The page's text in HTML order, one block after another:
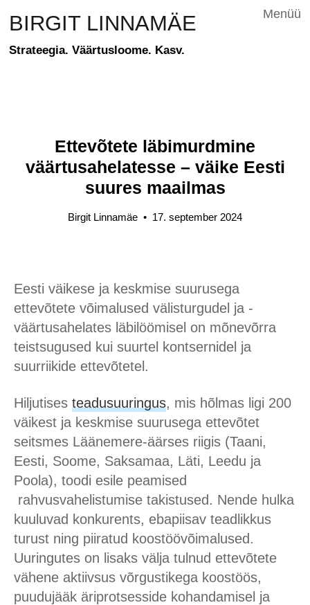
BIRGIT LINNAMÄE
Strateegia. Väärtusloome. Kasv.
Menüü
Ettevõtete läbimurdmine
väärtusahelatesse – väike Eesti
suures maailmas
Birgit Linnamäe • 17. september 2024
Eesti väikese ja keskmise suurusega
ettevõtete võimalused välisturgudel ja -
väärtusahelates läbilöömisel on mõnevõrra
teistsugused kui suurtel kontsernidel ja
suurriikide ettevõtetel.
Hiljutises teadusuuringus, mis hõlmas ligi 200
väikest ja keskmise suurusega ettevõtet
seitsmes Läänemere-äärses riigis (Taani,
Eesti, Soome, Saksamaa, Läti, Leedu ja
Poola), toodi esile peamised
rahvusvahelistumise takistused. Nende hulka
kuuluvad konkurents, ebapiisav teadlikkus
turust ning piiratud koostöövõimalused.
Uuringutes on lisaks välja tulnud ettevõtete
vähene aktiivsus võrgustikega koostöös,
puudujääk äriprotsesside kohandamisel ja